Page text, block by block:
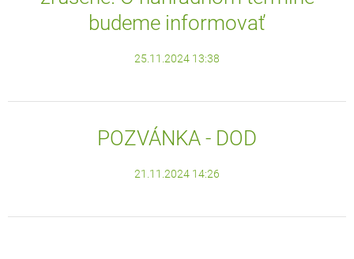
budeme informovať
25.11.2024 13:38
POZVÁNKA - DOD
21.11.2024 14:26